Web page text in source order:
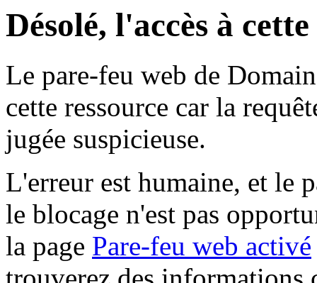
Désolé, l'accès à
Le pare-feu web de
cette ressource car la
jugée suspicieuse.
L'erreur est humaine, et le
le blocage n'est pas
la page Pare-feu web activé